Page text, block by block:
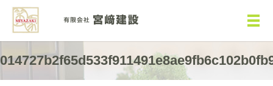
メ